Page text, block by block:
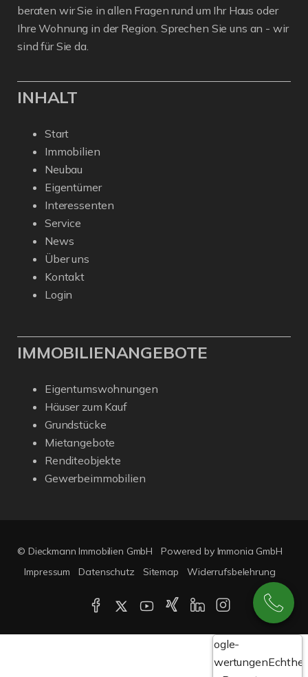
beraten wir Sie in allen Fragen rund um Ihr Haus oder
Ihre Wohnung in der Region. Sprechen Sie uns an - wir
sind für Sie da.
INHALT
Start
Immobilien
Neubau
Eigentümer
Interessenten
Service
News
Über uns
Kontakt
Login
IMMOBILIENANGEBOTE
Eigentumswohnungen
Häuser zum Kauf
Grundstücke
Mietangebote
Renditeobjekte
Gewerbeimmobilien
© Dieckmann Immobilien GmbH
Powered by Immonia GmbH
Impressum
Datenschutz Sitemap Widerrufsbelehrung
Google-
Bewertungen